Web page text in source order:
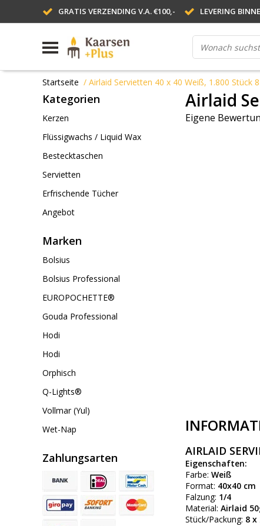
GRATIS VERZENDING V.A. €100,- LEVERING
Startseite / Airlaid Servietten 40 x 40 Weiß, 1.800 Stück
Kategorien
Kerzen
Flüssigwachs / Liquid Wax
Bestecktaschen
Servietten
Erfrischende Tücher
Angebot
Marken
Bolsius
Bolsius Professional
EUROPOCHETTE®
Gouda Professional
Hodi
Hodi
Orphisch
Q-Lights®
Vollmar (Yul)
Wet-Nap
Zahlungsarten
Airlaid
Eigene
AIRLAID
Eigenschaften:
Farbe: Weiß
Format: 40x40 cm
Falzung: 1/4
Material: Airlaid
Stück/Packung: 8 x